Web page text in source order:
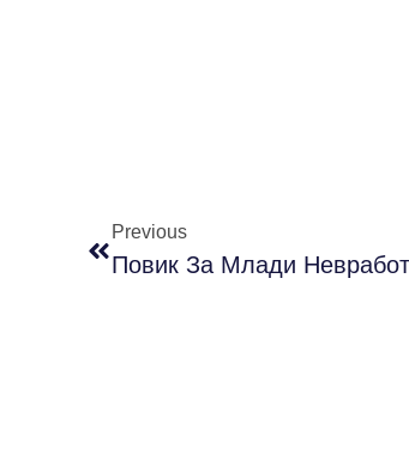
Previous
Повик За Млади